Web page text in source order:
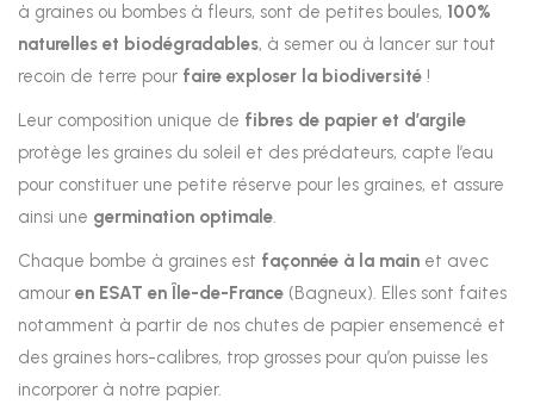
à graines ou bombes à fleurs, sont de petites boules, 100%
naturelles et biodégradables, à semer ou à lancer sur tout
recoin de terre pour faire exploser la biodiversité !
Leur composition unique de fibres de papier et d’argile
protège les graines du soleil et des prédateurs, capte l’eau
pour constituer une petite réserve pour les graines, et assure
ainsi une germination optimale.
Chaque bombe à graines est façonnée à la main et avec
amour en ESAT en Île-de-France (Bagneux). Elles sont faites
notamment à partir de nos chutes de papier ensemencé et
des graines hors-calibres, trop grosses pour qu’on puisse les
incorporer à notre papier.